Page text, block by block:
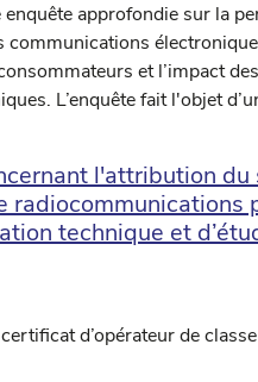
approfondie sur la
et l’impact
L’enquête fait l'objet
l'attribution
technique et
d’opérateur de